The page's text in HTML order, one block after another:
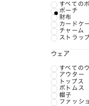
すべての
ポーチ
財布
カードケ
チャーム
ストラップ
ウェア
すべての
アウター
トップス
ボトムス
帽子
ファッシ